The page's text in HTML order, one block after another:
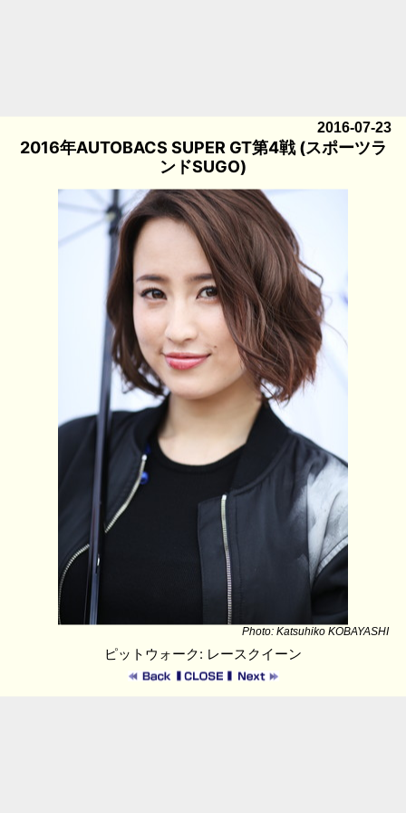
2016-07-23
2016年AUTOBACS SUPER GT第4戦 (スポーツラ
ンドSUGO)
Photo: Katsuhiko KOBAYASHI
ピットウォーク: レースクイーン